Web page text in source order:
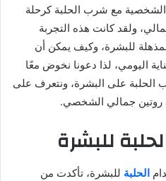
مع شرب الحلبة كرحلة
ولقد كانت هذه التجربة
للبشرة، وكيف يمكن أن
اليومي، لذا دعونا نخوض معًا
الحلبة على البشرة، ونتعرف على
روتين جمالي الشخصي.
للبشرة
الحلبة للبشرة، تأكدت من